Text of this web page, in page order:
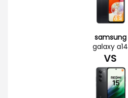
samsung
galaxy a14
VS